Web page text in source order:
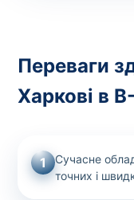
Переваги
Харкові в
1
Сучасне
точних і